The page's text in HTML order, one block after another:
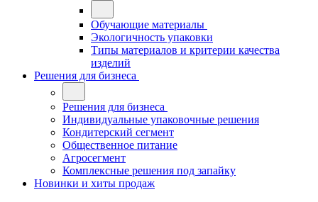
Обучающие материалы
Экологичность упаковки
Типы материалов и критерии качества
изделий
Решения для бизнеса
Решения для бизнеса
Индивидуальные упаковочные решения
Кондитерский сегмент
Общественное питание
Агросегмент
Комплексные решения под запайку
Новинки и хиты продаж